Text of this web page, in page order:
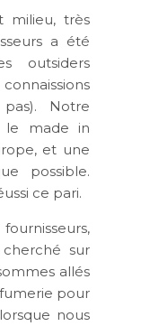
milieu, très
a été
outsiders
Notre
le made in
et une
possible.
ce pari.
cherché sur
allés
pour
nous